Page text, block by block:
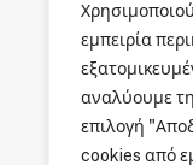
εμπειρία
αναλύουμε
επιλογή
cookies από
ΕΤΑΙΡΙΚΗ